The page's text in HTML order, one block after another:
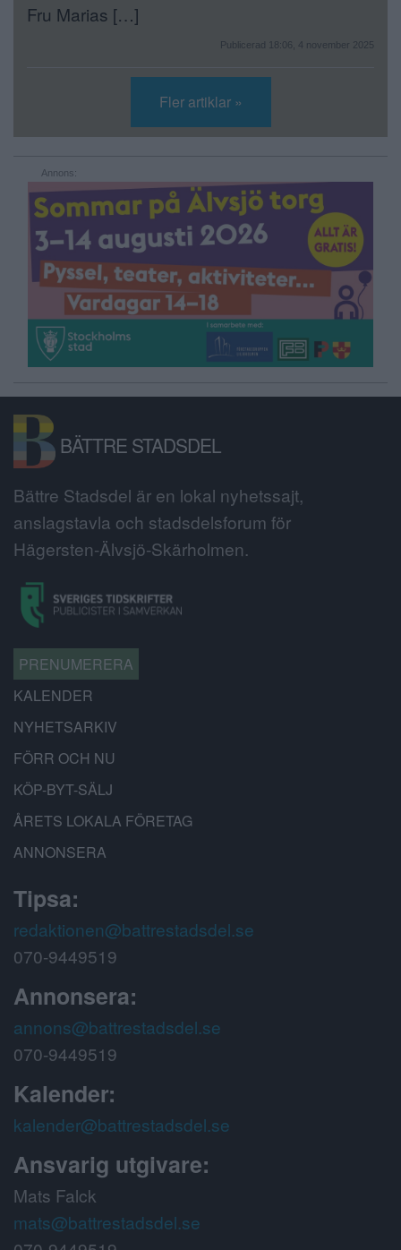
Fru Marias […]
Publicerad 18:06, 4 november 2025
Fler artiklar »
Annons:
BÄTTRE STADSDEL
Bättre Stadsdel är en lokal nyhetssajt,
anslagstavla och stadsdelsforum för
Hägersten-Älvsjö-Skärholmen.
PRENUMERERA
KALENDER
NYHETSARKIV
FÖRR OCH NU
KÖP-BYT-SÄLJ
ÅRETS LOKALA FÖRETAG
ANNONSERA
Tipsa:
redaktionen@battrestadsdel.se
070-9449519
Annonsera:
annons@battrestadsdel.se
070-9449519
Kalender:
kalender@battrestadsdel.se
Ansvarig utgivare:
Mats Falck
mats@battrestadsdel.se